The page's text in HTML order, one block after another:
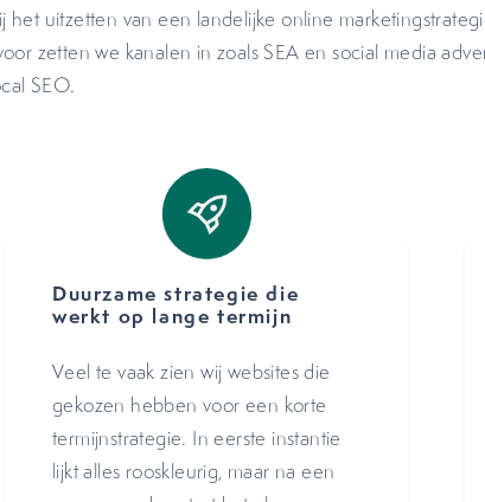
uitzetten van een landelijke online
zetten we kanalen in zoals SEA en social media
SEO.
Duurzame strategie die
werkt op lange termijn
Veel te vaak zien wij websites die
gekozen hebben voor een korte
termijnstrategie. In eerste instantie
lijkt alles rooskleurig, maar na een